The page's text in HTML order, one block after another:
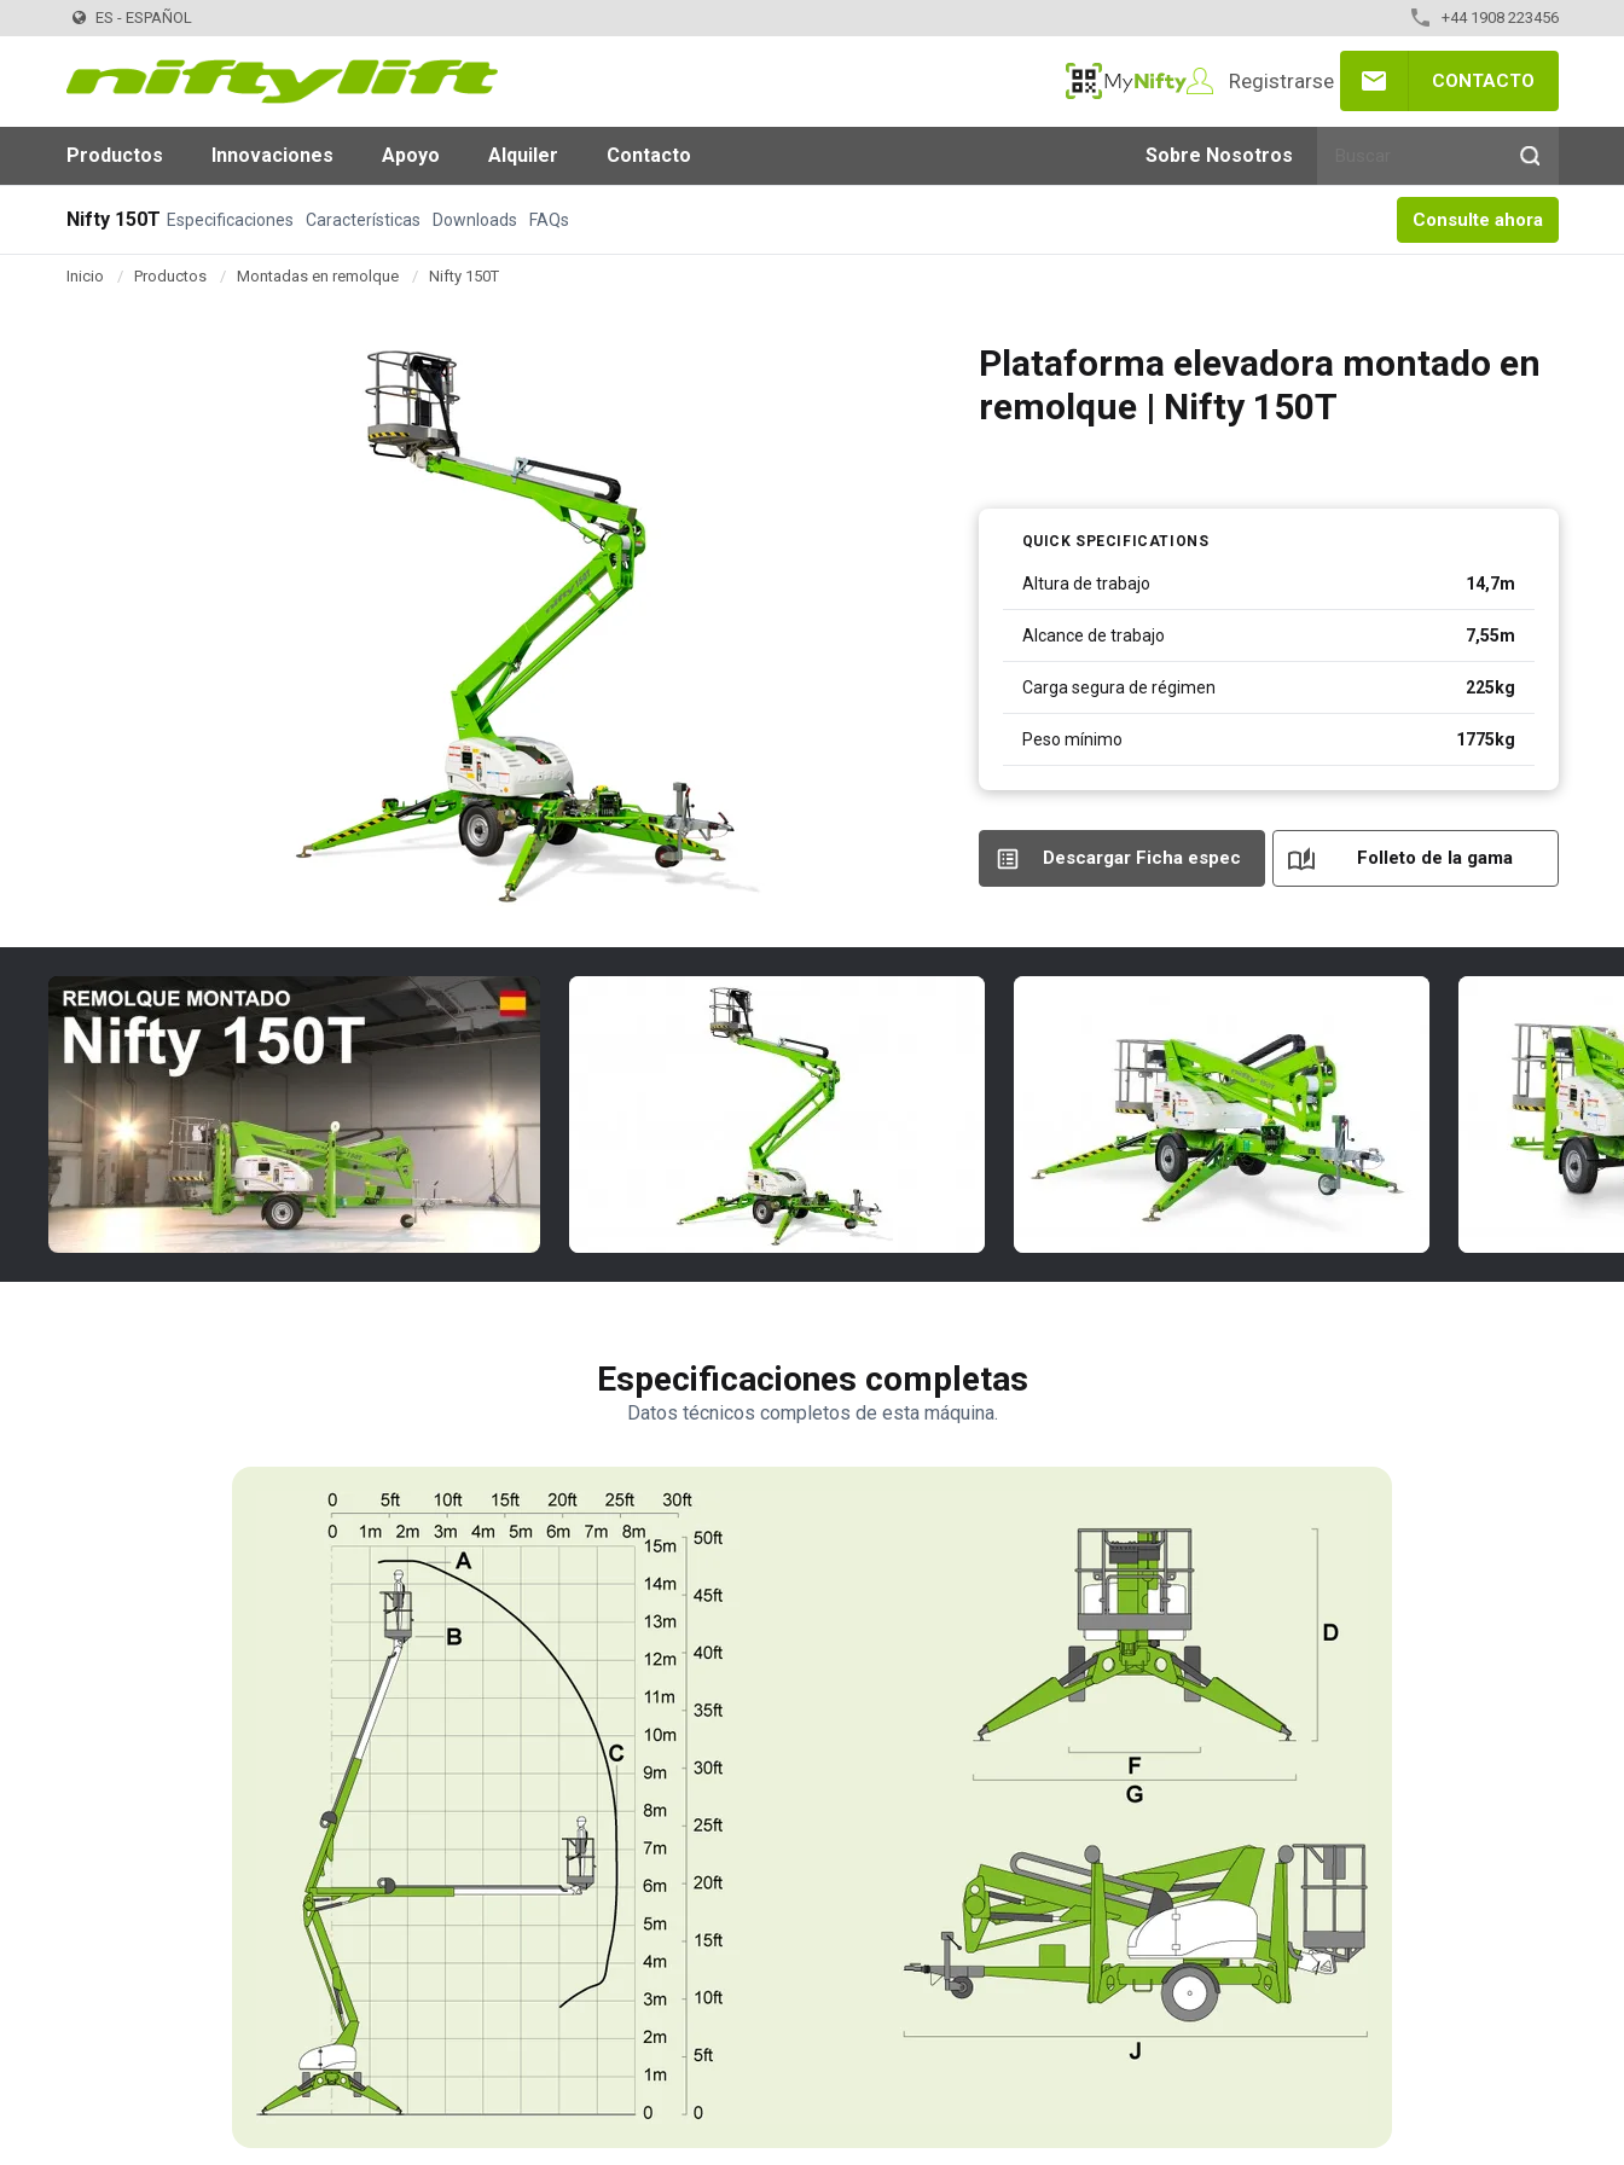
ES - ESPAÑOL +44 1908 223456
MyNifty
Registrarse CONTACTO
Productos Innovaciones Apoyo Alquiler Contacto Sobre Nosotros
Nifty 150T Especificaciones Características Downloads FAQs Consulte ahora
Inicio Productos Montadas en remolque Nifty 150T
Plataforma elevadora montado en
remolque | Nifty 150T
QUICK SPECIFICATIONS
Altura de trabajo 14,7m
Alcance de trabajo 7,55m
Carga segura de régimen 225 kg
Peso mínimo 1775 kg
Descargar Ficha espec Folleto de la gama
Especificaciones completas
Datos técnicos completos de esta máquina.